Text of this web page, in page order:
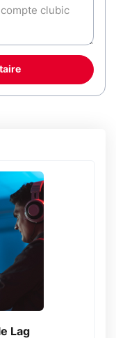
Lag